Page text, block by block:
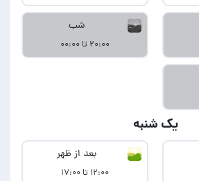
شب
۲۰:۰۰ تا ۰۰:۰۰
یک شنبه
بعد از ظهر
۱۲:۰۰ تا ۱۷:۰۰